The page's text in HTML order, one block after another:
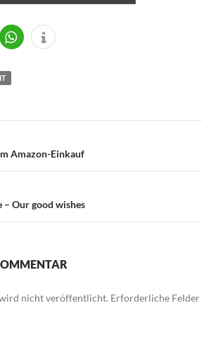
Amazon-Einkauf
– Our good wishes
nicht veröffentlicht. Erforderliche Felder